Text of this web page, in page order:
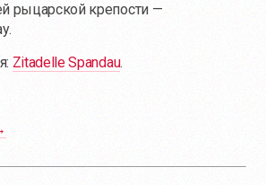
рыцарской крепости —
Zitadelle Spandau.